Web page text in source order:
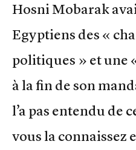
Hosni Mobarak
Egyptiens des «
politiques » et une
à la fin de son
l’a pas entendu de
vous la connaissez